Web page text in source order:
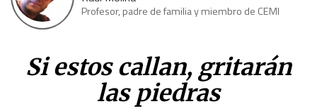
Profesor, padre de familia y miembro de CEMI
Si estos callan, gritarán
las piedras